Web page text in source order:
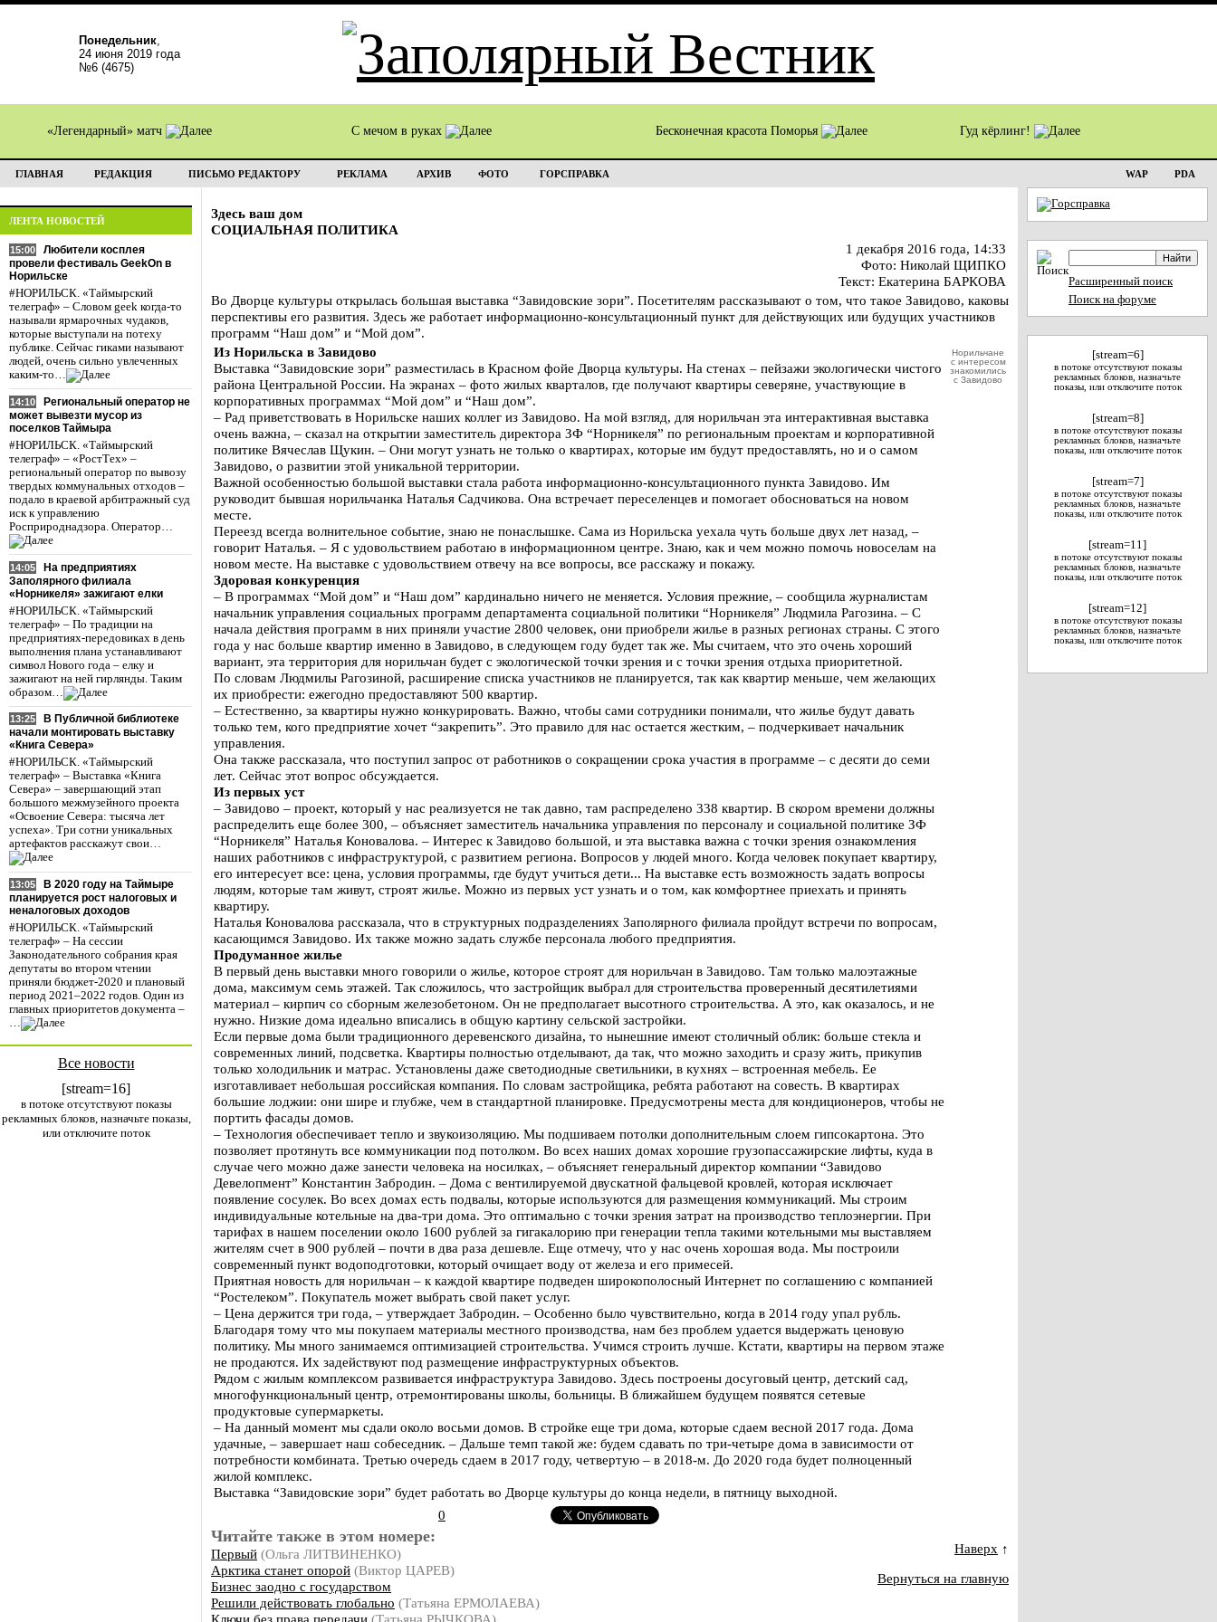
Понедельник,
24 июня 2019 года
№6 (4675)
«Легендарный» матч С мечом в руках Бесконечная красота Поморья Гуд кёрлинг!
ГЛАВНАЯ РЕДАКЦИЯ ПИСЬМО РЕДАКТОРУ РЕКЛАМА АРХИВ ФОТО ГОРСПРАВКА WAP PDA
ЛЕНТА НОВОСТЕЙ
15:00
Любители косплея
провели фестиваль GeekOn в
Норильске
#НОРИЛЬСК. «Таймырский
телеграф» – Словом geek когда-то
называли ярмарочных чудаков,
которые выступали на потеху
публике. Сейчас гиками называют
людей, очень сильно увлеченных
каким-то…
14:10
Региональный оператор не
может вывезти мусор из
поселков Таймыра
#НОРИЛЬСК. «Таймырский
телеграф» – «РостТех» –
региональный оператор по вывозу
твердых коммунальных отходов –
подало в краевой арбитражный суд
иск к управлению
Росприроднадзора. Оператор…
14:05
На предприятиях
Заполярного филиала
«Норникеля» зажигают елки
#НОРИЛЬСК. «Таймырский
телеграф» – По традиции на
предприятиях-передовиках в день
выполнения плана устанавливают
символ Нового года – елку и
зажигают на ней гирлянды. Таким
образом…
13:25
В Публичной библиотеке
начали монтировать выставку
«Книга Севера»
#НОРИЛЬСК. «Таймырский
телеграф» – Выставка «Книга
Севера» – завершающий этап
большого межмузейного проекта
«Освоение Севера: тысяча лет
успеха». Три сотни уникальных
артефактов расскажут свои…
13:05
В 2020 году на Таймыре
планируется рост налоговых и
неналоговых доходов
#НОРИЛЬСК. «Таймырский
телеграф» – На сессии
Законодательного собрания края
депутаты во втором чтении
приняли бюджет-2020 и плановый
период 2021–2022 годов. Один из
главных приоритетов документа –
…
Все новости
[stream=16]
в потоке отсутствуют показы
рекламных блоков, назначьте показы,
или отключите поток
Здесь ваш дом
СОЦИАЛЬНАЯ ПОЛИТИКА
1 декабря 2016 года, 14:33
Фото: Николай ЩИПКО
Текст: Екатерина БАРКОВА
Во Дворце культуры открылась большая выставка “Завидовские зори”. Посетителям рассказывают о том, что такое Завидово, каковы
перспективы его развития. Здесь же работает информационно-консультационный пункт для действующих или будущих участников
программ “Наш дом” и “Мой дом”.
Из Норильска в Завидово
Выставка “Завидовские зори” разместилась в Красном фойе Дворца культуры. На стенах – пейзажи экологически чистого
района Центральной России. На экранах – фото жилых кварталов, где получают квартиры северяне, участвующие в
корпоративных программах “Мой дом” и “Наш дом”.
– Рад приветствовать в Норильске наших коллег из Завидово. На мой взгляд, для норильчан эта интерактивная выставка
очень важна, – сказал на открытии заместитель директора ЗФ “Норникеля” по региональным проектам и корпоративной
политике Вячеслав Щукин. – Они могут узнать не только о квартирах, которые им будут предоставлять, но и о самом
Завидово, о развитии этой уникальной территории.
Важной особенностью большой выставки стала работа информационно-консультационного пункта Завидово. Им
руководит бывшая норильчанка Наталья Садчикова. Она встречает переселенцев и помогает обосноваться на новом
месте.
Переезд всегда волнительное событие, знаю не понаслышке. Сама из Норильска уехала чуть больше двух лет назад, –
говорит Наталья. – Я с удовольствием работаю в информационном центре. Знаю, как и чем можно помочь новоселам на
новом месте. На выставке с удовольствием отвечу на все вопросы, все расскажу и покажу.
Здоровая конкуренция
– В программах “Мой дом” и “Наш дом” кардинально ничего не меняется. Условия прежние, – сообщила журналистам
начальник управления социальных программ департамента социальной политики “Норникеля” Людмила Рагозина. – С
начала действия программ в них приняли участие 2800 человек, они приобрели жилье в разных регионах страны. С этого
года у нас больше квартир именно в Завидово, в следующем году будет так же. Мы считаем, что это очень хороший
вариант, эта территория для норильчан будет с экологической точки зрения и с точки зрения отдыха приоритетной.
По словам Людмилы Рагозиной, расширение списка участников не планируется, так как квартир меньше, чем желающих
их приобрести: ежегодно предоставляют 500 квартир.
– Естественно, за квартиры нужно конкурировать. Важно, чтобы сами сотрудники понимали, что жилье будут давать
только тем, кого предприятие хочет “закрепить”. Это правило для нас остается жестким, – подчеркивает начальник
управления.
Она также рассказала, что поступил запрос от работников о сокращении срока участия в программе – с десяти до семи
лет. Сейчас этот вопрос обсуждается.
Из первых уст
– Завидово – проект, который у нас реализуется не так давно, там распределено 338 квартир. В скором времени должны
распределить еще более 300, – объясняет заместитель начальника управления по персоналу и социальной политике ЗФ
“Норникеля” Наталья Коновалова. – Интерес к Завидово большой, и эта выставка важна с точки зрения ознакомления
наших работников с инфраструктурой, с развитием региона. Вопросов у людей много. Когда человек покупает квартиру,
его интересует все: цена, условия программы, где будут учиться дети... На выставке есть возможность задать вопросы
людям, которые там живут, строят жилье. Можно из первых уст узнать и о том, как комфортнее приехать и принять
квартиру.
Наталья Коновалова рассказала, что в структурных подразделениях Заполярного филиала пройдут встречи по вопросам,
касающимся Завидово. Их также можно задать службе персонала любого предприятия.
Продуманное жилье
В первый день выставки много говорили о жилье, которое строят для норильчан в Завидово. Там только малоэтажные
дома, максимум семь этажей. Так сложилось, что застройщик выбрал для строительства проверенный десятилетиями
материал – кирпич со сборным железобетоном. Он не предполагает высотного строительства. А это, как оказалось, и не
нужно. Низкие дома идеально вписались в общую картину сельской застройки.
Если первые дома были традиционного деревенского дизайна, то нынешние имеют столичный облик: больше стекла и
современных линий, подсветка. Квартиры полностью отделывают, да так, что можно заходить и сразу жить, прикупив
только холодильник и матрас. Установлены даже светодиодные светильники, в кухнях – встроенная мебель. Ее
изготавливает небольшая российская компания. По словам застройщика, ребята работают на совесть. В квартирах
большие лоджии: они шире и глубже, чем в стандартной планировке. Предусмотрены места для кондиционеров, чтобы не
портить фасады домов.
– Технология обеспечивает тепло и звукоизоляцию. Мы подшиваем потолки дополнительным слоем гипсокартона. Это
позволяет протянуть все коммуникации под потолком. Во всех наших домах хорошие грузопассажирские лифты, куда в
случае чего можно даже занести человека на носилках, – объясняет генеральный директор компании “Завидово
Девелопмент” Константин Забродин. – Дома с вентилируемой двускатной фальцевой кровлей, которая исключает
появление сосулек. Во всех домах есть подвалы, которые используются для размещения коммуникаций. Мы строим
индивидуальные котельные на два-три дома. Это оптимально с точки зрения затрат на производство теплоэнергии. При
тарифах в нашем поселении около 1600 рублей за гигакалорию при генерации тепла такими котельными мы выставляем
жителям счет в 900 рублей – почти в два раза дешевле. Еще отмечу, что у нас очень хорошая вода. Мы построили
современный пункт водоподготовки, который очищает воду от железа и его примесей.
Приятная новость для норильчан – к каждой квартире подведен широкополосный Интернет по соглашению с компанией
“Ростелеком”. Покупатель может выбрать свой пакет услуг.
– Цена держится три года, – утверждает Забродин. – Особенно было чувствительно, когда в 2014 году упал рубль.
Благодаря тому что мы покупаем материалы местного производства, нам без проблем удается выдержать ценовую
политику. Мы много занимаемся оптимизацией строительства. Учимся строить лучше. Кстати, квартиры на первом этаже
не продаются. Их задействуют под размещение инфраструктурных объектов.
Рядом с жилым комплексом развивается инфраструктура Завидово. Здесь построены досуговый центр, детский сад,
многофункциональный центр, отремонтированы школы, больницы. В ближайшем будущем появятся сетевые
продуктовые супермаркеты.
– На данный момент мы сдали около восьми домов. В стройке еще три дома, которые сдаем весной 2017 года. Дома
удачные, – завершает наш собеседник. – Дальше темп такой же: будем сдавать по три-четыре дома в зависимости от
потребности комбината. Третью очередь сдаем в 2017 году, четвертую – в 2018-м. До 2020 года будет полноценный
жилой комплекс.
Выставка “Завидовские зори” будет работать во Дворце культуры до конца недели, в пятницу выходной.
Норильчане
с интересом
знакомились
с Завидово
0
Читайте также в этом номере:
Первый (Ольга ЛИТВИНЕНКО)
Арктика станет опорой (Виктор ЦАРЕВ)
Бизнес заодно с государством
Решили действовать глобально (Татьяна ЕРМОЛАЕВА)
Ключи без права передачи (Татьяна РЫЧКОВА)
Наверх ↑
Вернуться на главную
Расширенный поиск
Поиск на форуме
[stream=6]
в потоке отсутствуют показы
рекламных блоков, назначьте
показы, или отключите поток
[stream=8]
в потоке отсутствуют показы
рекламных блоков, назначьте
показы, или отключите поток
[stream=7]
в потоке отсутствуют показы
рекламных блоков, назначьте
показы, или отключите поток
[stream=11]
в потоке отсутствуют показы
рекламных блоков, назначьте
показы, или отключите поток
[stream=12]
в потоке отсутствуют показы
рекламных блоков, назначьте
показы, или отключите поток